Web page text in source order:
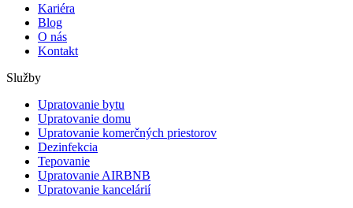
Kariéra
Blog
O nás
Kontakt
Služby
Upratovanie bytu
Upratovanie domu
Upratovanie komerčných priestorov
Dezinfekcia
Tepovanie
Upratovanie AIRBNB
Upratovanie kancelárií